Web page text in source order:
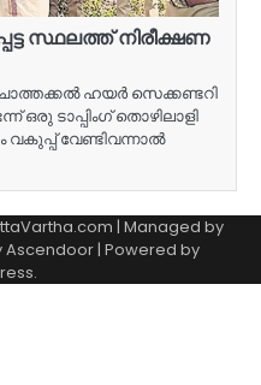
സ്ഥലത്ത് നിരീക്ഷണ
ചാത്തക്കൽ ഹയർ സെക്കണ്ടറി
ടാപ്പിംഗ് തൊഴിലാളി
വേണ്ടിവന്നാൽ
| Managed by
Ascendoor| Powered by
.